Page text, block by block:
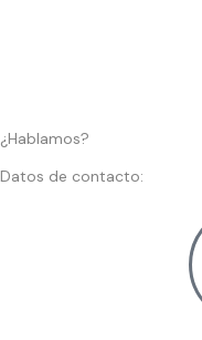
¿Hablamos?
Datos de contacto: